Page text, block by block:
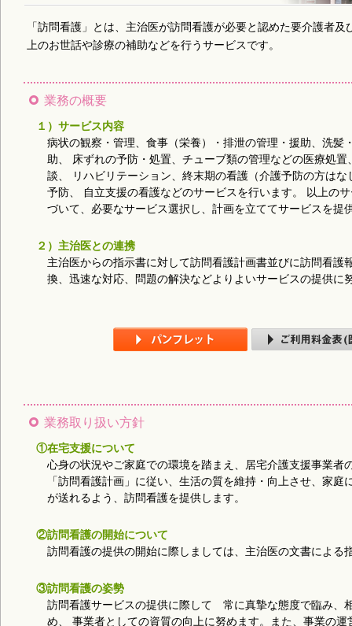
「訪問看護」とは、主治医が訪問看護が必要と認めた要介護者
上のお世話や診療の補助などを行うサービスです。
業務の概要
１）サービス内容
病状の観察・管理、食事（栄養）・排泄の管理・援助、洗髪
助、 床ずれの予防・処置、チューブ類の管理などの医療処
談、 リハビリテーション、終末期の看護（介護予防の方は
予防、 自立支援の看護などのサービスを行います。 以上の
づいて、必要なサービス選択し、計画を立ててサービスを提
２）主治医との連携
主治医からの指示書に対して訪問看護計画書並びに訪問看護
換、迅速な対応、問題の解決などよりよいサービスの提供に
業務取り扱い方針
①在宅支援について
心身の状況やご家庭での環境を踏まえ、居宅介護支援事業者
「訪問看護計画」に従い、生活の質を維持・向上させ、家
が送れるよう、訪問看護を提供します。
②訪問看護の開始について
訪問看護の提供の開始に際しましては、主治医の文書による
③訪問看護の姿勢
訪問看護サービスの提供に際して 常に真摯な態度で臨み、
め、 事業者としての資質の向上に努めます。また、事業の